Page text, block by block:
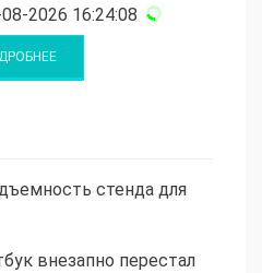
2026 16:24:08
стенда для
внезапно перестал